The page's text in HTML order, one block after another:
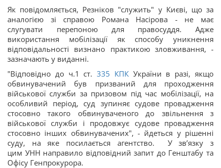
Як повідомляється, Резніков "служить" у Києві, що за
аналогією зі справою Романа Насірова - не має
слугувати перепоною для правосуддя. Адже
використання мобілізації як способу уникнення
відповідальності визнано практикою зловживання, -
зазначають у виданні.
"Відповідно до ч.1 ст. 335 КПКУкраїни в разі, якщо
обвинувачений був призваний для проходження
військової служби за призовом під час мобілізації, на
особливий період, суд зупиняє судове провадження
стосовно такого обвинуваченого до звільнення з
військової служби і продовжує судове провадження
стосовно інших обвинувачених", - йдеться у рішенні
суду, на яке посилається агентство. У звʼязку з
цим УНН направило відповідний запит до Генштабу та
Офісу Генпрокурора.